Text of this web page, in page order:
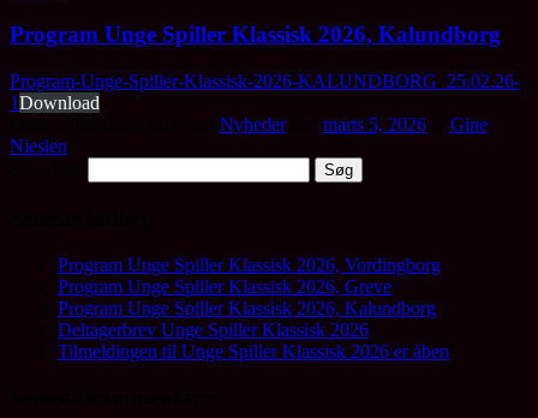
Program Unge Spiller Klassisk 2026, Kalundborg
Program-Unge-Spiller-Klassisk-2026-KALUNDBORG_25.02.26-
1Download
Nyhederden marts 5, 2026
Gine
Nieslen
Program Unge Spiller Klassisk 2026, Vordingborg
Program Unge Spiller Klassisk 2026, Greve
Program Unge Spiller Klassisk 2026, Kalundborg
Deltagerbrev Unge Spiller Klassisk 2026
Tilmeldingen til Unge Spiller Klassisk 2026 er åben